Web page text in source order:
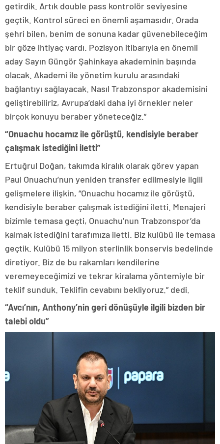
getirdik. Artık double pass kontrolör seviyesine
geçtik. Kontrol süreci en önemli aşamasıdır. Orada
şehri bilen, benim de sonuna kadar güvenebileceğim
bir göze ihtiyaç vardı. Pozisyon itibarıyla en önemli
aday Sayın Güngör Şahinkaya akademinin başında
olacak. Akademi ile yönetim kurulu arasındaki
bağlantıyı sağlayacak. Nasıl Trabzonspor akademisini
geliştirebiliriz, Avrupa’daki daha iyi örnekler neler
birçok konuyu beraber yöneteceğiz.”
“Onuachu hocamız ile görüştü, kendisiyle beraber
çalışmak istediğini iletti”
Ertuğrul Doğan, takımda kiralık olarak görev yapan
Paul Onuachu’nun yeniden transfer edilmesiyle ilgili
gelişmelere ilişkin, “Onuachu hocamız ile görüştü,
kendisiyle beraber çalışmak istediğini iletti. Menajeri
bizimle temasa geçti, Onuachu’nun Trabzonspor’da
kalmak istediğini tarafımıza iletti. Biz kulübü ile temasa
geçtik. Kulübü 15 milyon sterlinlik bonservis bedelinde
diretiyor. Biz de bu rakamları kendilerine
veremeyeceğimizi ve tekrar kiralama yöntemiyle bir
teklif sunduk. Teklifin cevabını bekliyoruz.” dedi.
“Avcı’nın, Anthony’nin geri dönüşüyle ilgili bizden bir
talebi oldu”